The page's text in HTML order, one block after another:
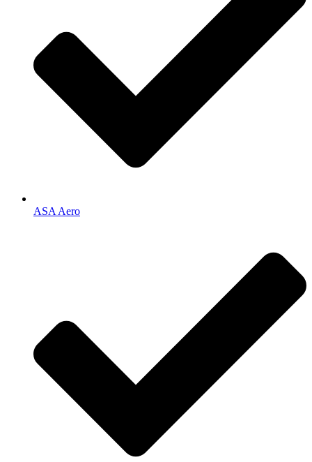
ASA Aero